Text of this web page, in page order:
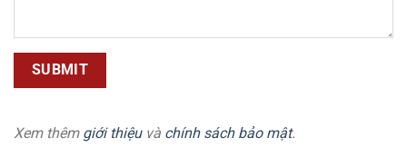
Xem thêm giới thiệuvà chính sách bảo mật.